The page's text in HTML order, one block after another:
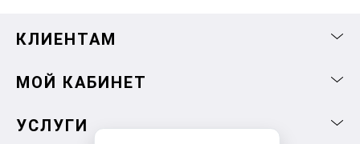
КЛИЕНТАМ
МОЙ КАБИНЕТ
УСЛУГИ